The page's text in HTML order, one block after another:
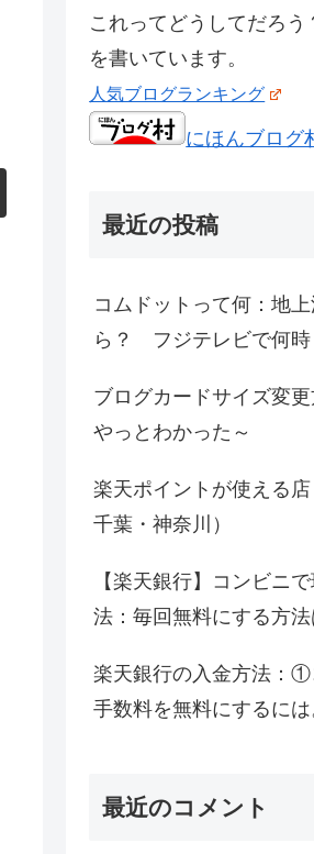
これってどうしてだろう
を書いています。
人気ブログランキング
にほんブログ
最近の投稿
コムドットって何：地
ら？ フジテレビで何時
ブログカードサイズ変更
やっとわかった～
楽天ポイントが使える店
千葉・神奈川）
【楽天銀行】コンビニ
法：毎回無料にする方法
楽天銀行の入金方法：
手数料を無料にするには
最近のコメント